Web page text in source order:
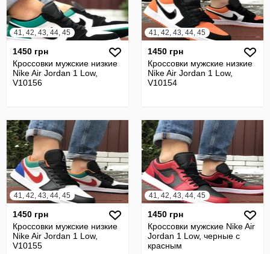
41, 42, 43, 44, 45
1450 грн
Кроссовки мужские низкие
Nike Air Jordan 1 Low,
V10156
41, 42, 43, 44, 45
1450 грн
Кроссовки мужские низкие
Nike Air Jordan 1 Low,
V10154
41, 42, 43, 44, 45
1450 грн
Кроссовки мужские низкие
Nike Air Jordan 1 Low,
V10155
41, 42, 43, 44, 45
1450 грн
Кроссовки мужские Nike Air
Jordan 1 Low, черные с
красным